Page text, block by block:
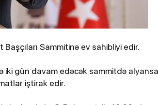
Sammitinə ev sahibliyi edir.
iki gün davam edəcək sammitdə alyansa
iştirak edir.
İranın
Zelenski